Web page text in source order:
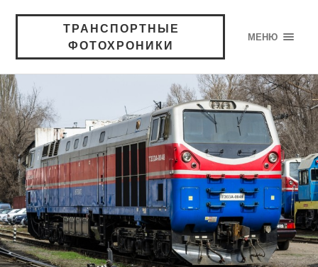
ТРАНСПОРТНЫЕ
ФОТОХРОНИКИ
МЕНЮ